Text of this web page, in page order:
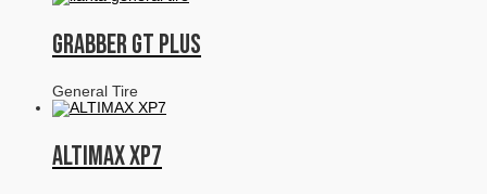
GRABBER GT PLUS
General Tire
ALTIMAX XP7